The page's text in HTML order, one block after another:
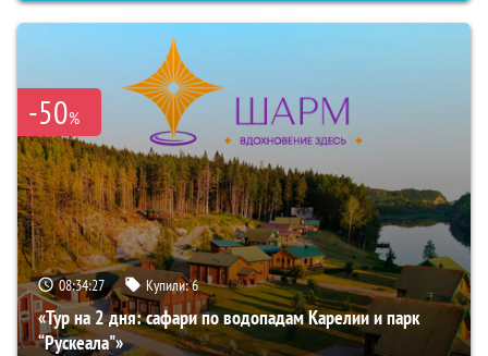
-50%
08:34:26 Купили:6
«Тур на 2 дня: сафари по водопадам Карелии и парк
“Рускеала"»